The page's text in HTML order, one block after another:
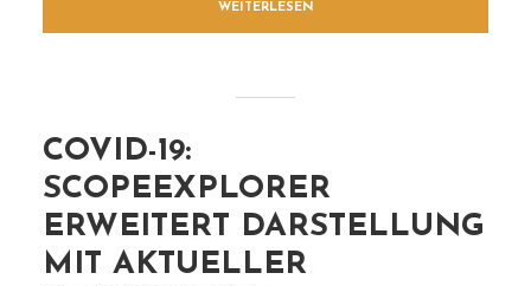
WEITERLESEN
COVID-19:
SCOPEEXPLORER
ERWEITERT DARSTELLUNG
MIT AKTUELLER